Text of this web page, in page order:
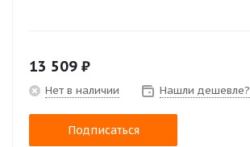
13 509 ₽
Нет в наличии Нашли дешевле?
Подписаться